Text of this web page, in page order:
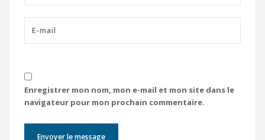
Enregistrer mon nom, mon e-mail et mon site dans le
navigateur pour mon prochain commentaire.